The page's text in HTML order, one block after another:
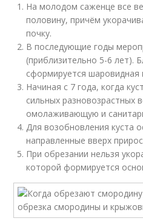
На молодом саженце все
половину, причём
почку.
В последующие годы
(приблизительно 5-6 лет).
сформируется шаровидная
Начиная с 7 года, когда
сильных разновозрастных
омолаживающую и
Для возобновления куста
направленные вверх
При обрезании нельзя
которой формируется